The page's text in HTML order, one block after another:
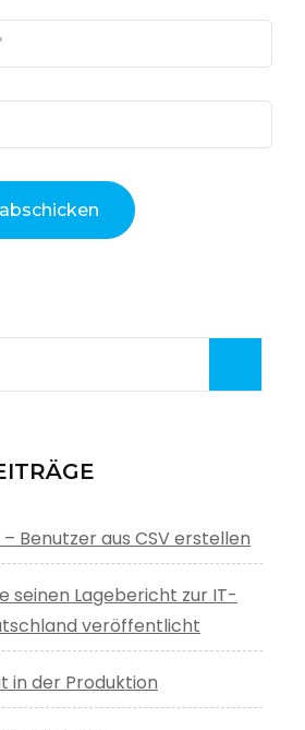
Benutzer aus CSV erstellen
seinen Lagebericht zur IT-
veröffentlicht
in der Produktion